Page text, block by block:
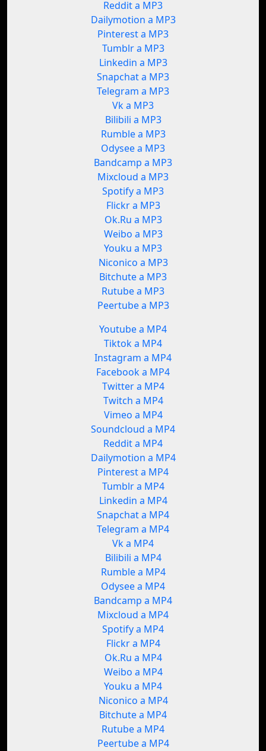
Reddit a MP3
Dailymotion a MP3
Pinterest a MP3
Tumblr a MP3
Linkedin a MP3
Snapchat a MP3
Telegram a MP3
Vk a MP3
Bilibili a MP3
Rumble a MP3
Odysee a MP3
Bandcamp a MP3
Mixcloud a MP3
Spotify a MP3
Flickr a MP3
Ok.Ru a MP3
Weibo a MP3
Youku a MP3
Niconico a MP3
Bitchute a MP3
Rutube a MP3
Peertube a MP3
Youtube a MP4
Tiktok a MP4
Instagram a MP4
Facebook a MP4
Twitter a MP4
Twitch a MP4
Vimeo a MP4
Soundcloud a MP4
Reddit a MP4
Dailymotion a MP4
Pinterest a MP4
Tumblr a MP4
Linkedin a MP4
Snapchat a MP4
Telegram a MP4
Vk a MP4
Bilibili a MP4
Rumble a MP4
Odysee a MP4
Bandcamp a MP4
Mixcloud a MP4
Spotify a MP4
Flickr a MP4
Ok.Ru a MP4
Weibo a MP4
Youku a MP4
Niconico a MP4
Bitchute a MP4
Rutube a MP4
Peertube a MP4